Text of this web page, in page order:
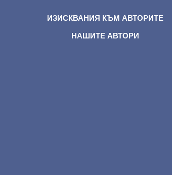
ИЗИСКВАНИЯ КЪМ АВТОРИТЕ
НАШИТЕ АВТОРИ